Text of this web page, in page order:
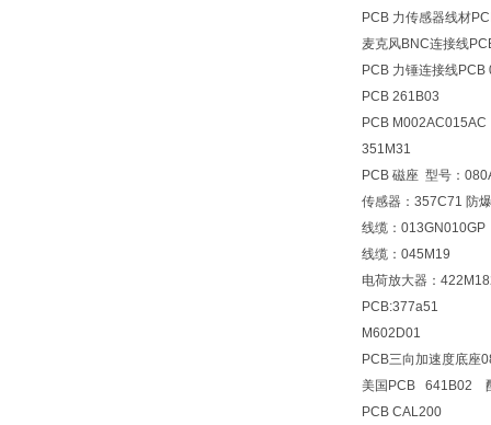
PCB 力传感器线材
麦克风BNC连接线
PCB 力锤连接线PCB
PCB 261B03
PCB M002AC015AC
351M31
PCB 磁座 型号：
传感器：357C71 防爆
线缆：013GN010GP
线缆：045M19
电荷放大器：
PCB:377a51
M602D01
PCB三向加速度底座
美国PCB 641B02
PCB CAL200